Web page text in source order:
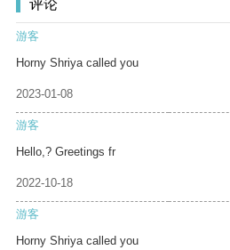
评论
游客
Horny Shriya called you
2023-01-08
游客
Hello,? Greetings fr
2022-10-18
游客
Horny Shriya called you